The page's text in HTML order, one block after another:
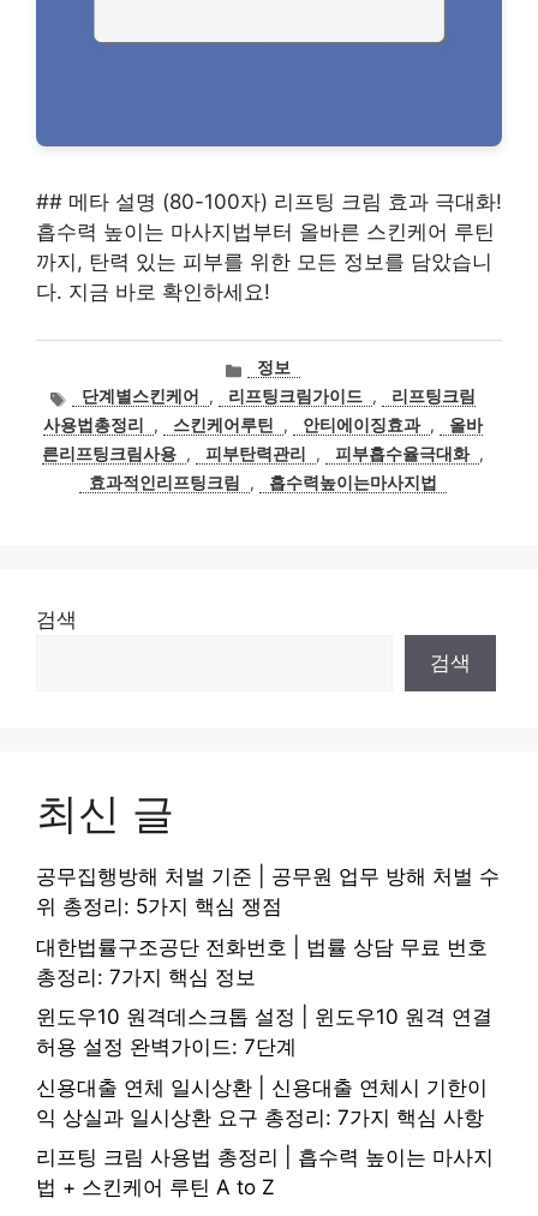
## 메타 설명 (80-100자) 리프팅 크림 효과 극대화!
흡수력 높이는 마사지법부터 올바른 스킨케어 루틴
까지, 탄력 있는 피부를 위한 모든 정보를 담았습니
다. 지금 바로 확인하세요!
카
테
고
리
정보
태
그
단계별스킨케어 , 리프팅크림가이드 ,
리프팅크림
사용법총정리
, 스킨케어루틴 , 안티에이징효과 ,
올바
른리프팅크림사용 , 피부탄력관리 , 피부흡수율극대화 ,
효과적인리프팅크림
, 흡수력높이는마사지법
검색
검색
최신 글
공무집행방해 처벌 기준 | 공무원 업무 방해 처벌 수
위 총정리: 5가지 핵심 쟁점
대한법률구조공단 전화번호 | 법률 상담 무료 번호
총정리: 7가지 핵심 정보
윈도우10 원격데스크톱 설정 | 윈도우10 원격 연결
허용 설정 완벽가이드: 7단계
신용대출 연체 일시상환 | 신용대출 연체시 기한이
익 상실과 일시상환 요구 총정리: 7가지 핵심 사항
리프팅 크림 사용법 총정리 | 흡수력 높이는 마사지
법 + 스킨케어 루틴 A to Z